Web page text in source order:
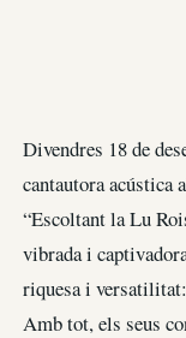
Divendres 18 de
cantautora acústica
“Escoltant la Lu
vibrada i
riquesa i
Amb tot, els seus